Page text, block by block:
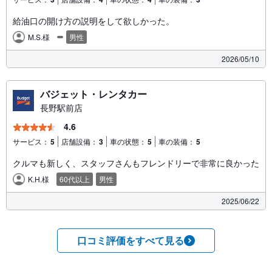
給油口の開け方の説明をして欲しかった。
M.S.様 男性
2026/05/10
バジェット・レンタカー
長野駅前店
4.6
サービス： 5 店舗設備： 3 車の状態： 5 車の装備： 5
クルマも新しく、スタッフさんもフレンドリーで非常に良かった
K.H.様 60代以上 男性
2025/06/22
口コミ評価をすべて見る